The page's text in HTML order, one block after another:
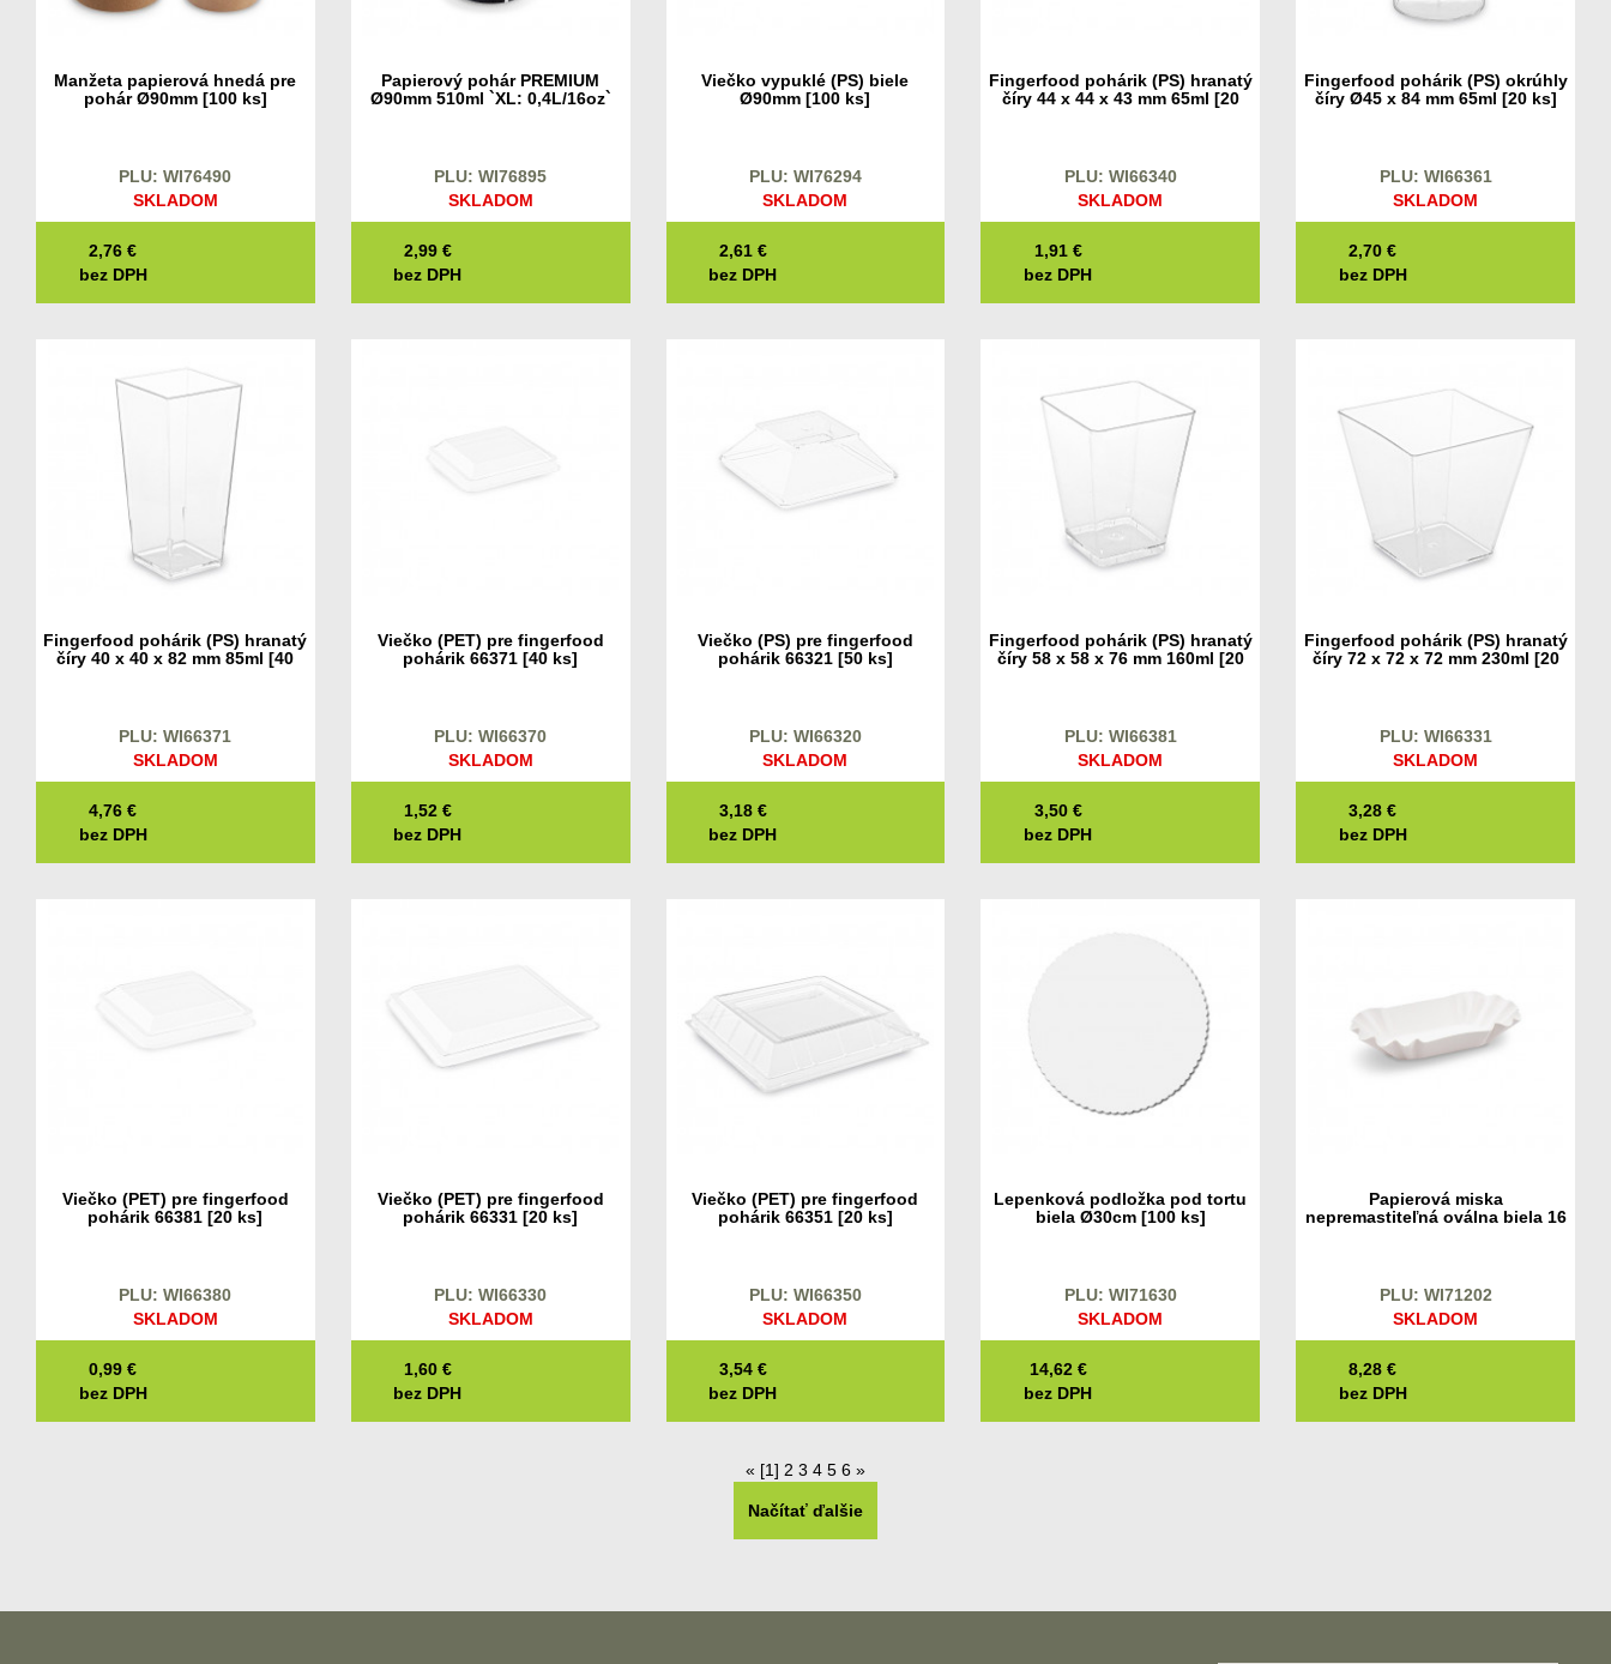
Manžeta papierová hnedá pre
pohár Ø90mm [100 ks]
PLU: WI76490
SKLADOM
2,76 €
bez DPH
Papierový pohár PREMIUM
Ø90mm 510ml `XL: 0,4L/16oz`
PLU: WI76895
SKLADOM
2,99 €
bez DPH
Viečko vypuklé (PS) biele
Ø90mm [100 ks]
PLU: WI76294
SKLADOM
2,61 €
bez DPH
Fingerfood pohárik (PS) hranatý
číry 44 x 44 x 43 mm 65ml [20
PLU: WI66340
SKLADOM
1,91 €
bez DPH
Fingerfood pohárik (PS) okrúhly
číry Ø45 x 84 mm 65ml [20 ks]
PLU: WI66361
SKLADOM
2,70 €
bez DPH
Fingerfood pohárik (PS) hranatý
číry 40 x 40 x 82 mm 85ml [40
PLU: WI66371
SKLADOM
4,76 €
bez DPH
Viečko (PET) pre fingerfood
pohárik 66371 [40 ks]
PLU: WI66370
SKLADOM
1,52 €
bez DPH
Viečko (PS) pre fingerfood
pohárik 66321 [50 ks]
PLU: WI66320
SKLADOM
3,18 €
bez DPH
Fingerfood pohárik (PS) hranatý
číry 58 x 58 x 76 mm 160ml [20
PLU: WI66381
SKLADOM
3,50 €
bez DPH
Fingerfood pohárik (PS) hranatý
číry 72 x 72 x 72 mm 230ml [20
PLU: WI66331
SKLADOM
3,28 €
bez DPH
Viečko (PET) pre fingerfood
pohárik 66381 [20 ks]
PLU: WI66380
SKLADOM
0,99 €
bez DPH
Viečko (PET) pre fingerfood
pohárik 66331 [20 ks]
PLU: WI66330
SKLADOM
1,60 €
bez DPH
Viečko (PET) pre fingerfood
pohárik 66351 [20 ks]
PLU: WI66350
SKLADOM
3,54 €
bez DPH
Lepenková podložka pod tortu
biela Ø30cm [100 ks]
PLU: WI71630
SKLADOM
14,62 €
bez DPH
Papierová miska
nepremastiteľná oválna biela 16
PLU: WI71202
SKLADOM
8,28 €
bez DPH
« [1] 2 3 4 5 6 »
Načítať ďalšie